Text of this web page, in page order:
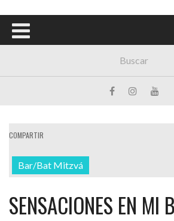
COMPARTIR
Bar/Bat Mitzvá
SENSACIONES EN MI